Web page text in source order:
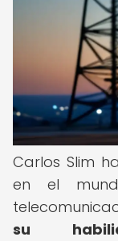
Carlos Slim
en el
su